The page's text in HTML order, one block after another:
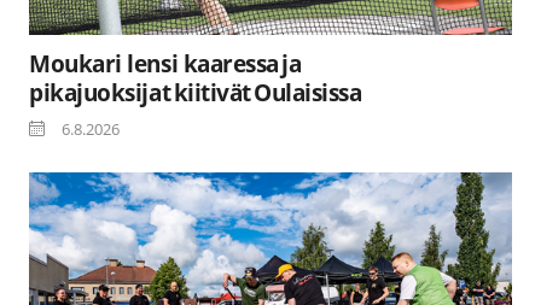
Moukari lensi kaaressa ja
pikajuoksijat kiitivät Oulaisissa
6.8.2026